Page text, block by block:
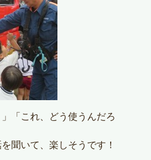
「これ、どう使うんだろ
聞いて、楽しそうです！